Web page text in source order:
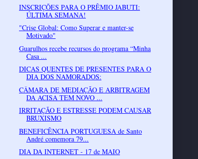
INSCRIÇÕES PARA O PRÊMIO JABUTI:
ÚLTIMA SEMANA!
"Crise Global: Como Superar e manter-se
Motivado"
Guarulhos recebe recursos do programa “Minha
Casa ...
DICAS QUENTES DE PRESENTES PARA O
DIA DOS NAMORADOS:
CÂMARA DE MEDIAÇÃO E ARBITRAGEM
DA ACISA TEM NOVO ...
IRRITAÇÃO E ESTRESSE PODEM CAUSAR
BRUXISMO
BENEFICÊNCIA PORTUGUESA de Santo
André comemora 79...
DIA DA INTERNET - 17 de MAIO